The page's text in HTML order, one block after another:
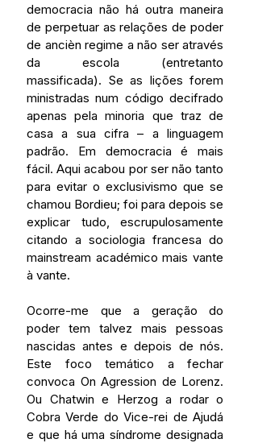
democracia não há outra maneira
de perpetuar as relações de poder
de ancièn regime a não ser através
da escola (entretanto
massificada). Se as lições forem
ministradas num código decifrado
apenas pela minoria que traz de
casa a sua cifra – a linguagem
padrão. Em democracia é mais
fácil. Aqui acabou por ser não tanto
para evitar o exclusivismo que se
chamou Bordieu; foi para depois se
explicar tudo, escrupulosamente
citando a sociologia francesa do
mainstream académico mais vante
à vante.
Ocorre-me que a geração do
poder tem talvez mais pessoas
nascidas antes e depois de nós.
Este foco temático a fechar
convoca On Agression de Lorenz.
Ou Chatwin e Herzog a rodar o
Cobra Verde do Vice-rei de Ajudá
e que há uma síndrome designada